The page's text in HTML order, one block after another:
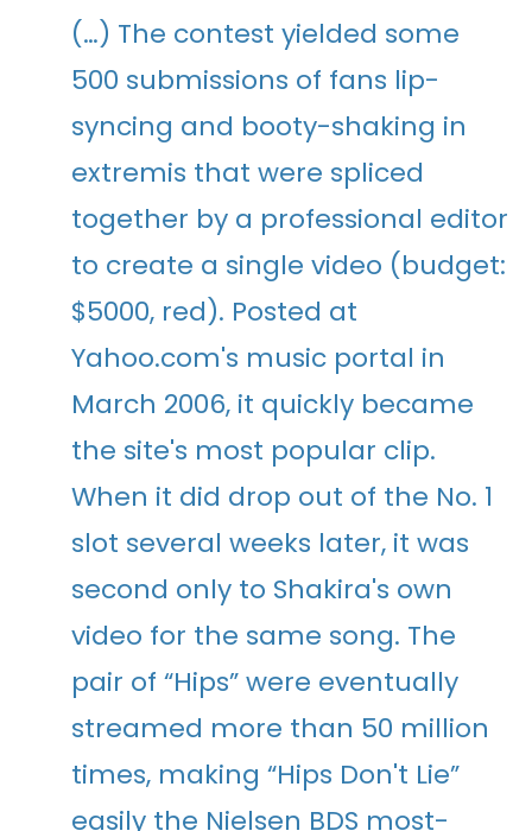
(…) The contest yielded some
500 submissions of fans lip-
syncing and booty-shaking in
extremis that were spliced
together by a professional editor
to create a single video (budget:
$5000, red). Posted at
Yahoo.com's music portal in
March 2006, it quickly became
the site's most popular clip.
When it did drop out of the No. 1
slot several weeks later, it was
second only to Shakira's own
video for the same song. The
pair of “Hips” were eventually
streamed more than 50 million
times, making “Hips Don't Lie”
easily the Nielsen BDS most-